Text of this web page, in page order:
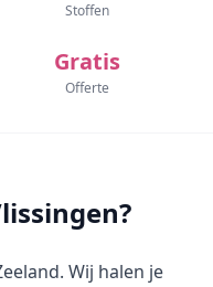
Stoffen
Gratis
Offerte
Wij halen je